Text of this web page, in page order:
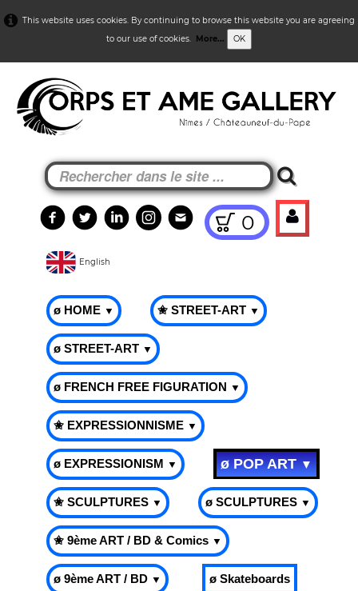
This website uses cookies. By continuing to browse this website you are agreeing
to our use of cookies. More... OK
0
English
ø HOME ▼ ✬ STREET-ART ▼
ø STREET-ART ▼
ø FRENCH FREE FIGURATION ▼
✬ EXPRESSIONNISME ▼
ø EXPRESSIONISM ▼ ø POP ART▼
✬ SCULPTURES ▼ ø SCULPTURES ▼
✬ 9ème ART / BD & Comics ▼
ø 9ème ART / BD ▼ ø Skateboards